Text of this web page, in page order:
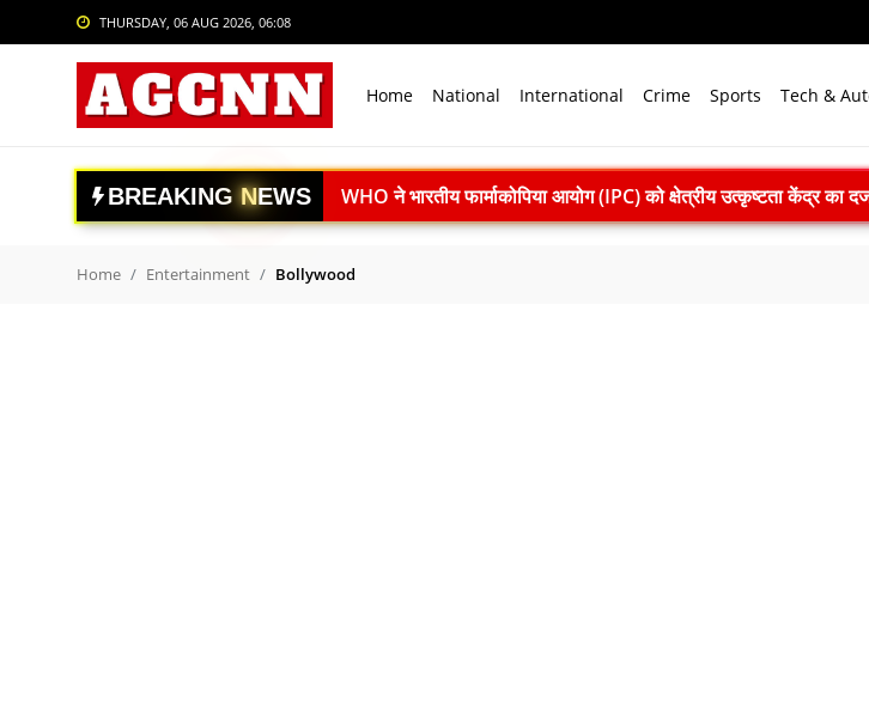
THURSDAY, 06 AUG 2026, 06:08
Home National International Crime Sports Tech &
Login Register
National
International
BREAKING NEWS
WHO ने भारतीय फार्माकोपिया आयोग (IPC) को क्षेत्रीय उत्कृष्टता केंद्र का
महाराष्ट्र में DRI की बड़ी कार्रवाई: सातारा में अवैध ड्रग फैक्ट्री का
El Niño Alert: फरवरी 2027 तक सक्रिय रह सकता है अल नीनो, मानसून
Home Entertainment Bollywood